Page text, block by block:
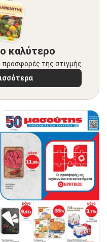
καλύτερο
προσφορές της στιγμής